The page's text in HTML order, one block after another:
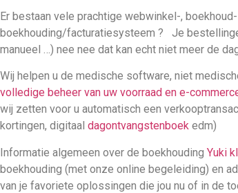
Er bestaan vele prachtige webwinkel-,
boekhouding/facturatiesysteem ? Je
manueel …) nee nee dat kan echt niet meer de
Wij helpen u de medische software, niet
volledige beheer van uw voorraad en e-
wij zetten voor u automatisch een
kortingen, digitaal dagontvangstenboek edm)
Informatie algemeen over de boekhouding Yuki
boekhouding (met onze online begeleiding) en
van je favoriete oplossingen die jou nu of in de